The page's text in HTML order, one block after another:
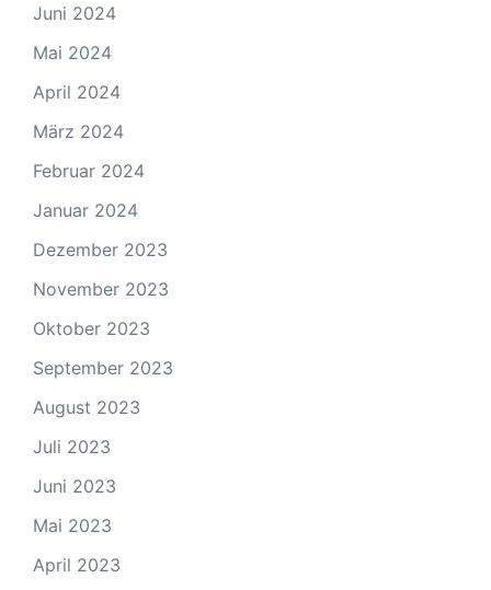
Juni 2024
Mai 2024
April 2024
März 2024
Februar 2024
Januar 2024
Dezember 2023
November 2023
Oktober 2023
September 2023
August 2023
Juli 2023
Juni 2023
Mai 2023
April 2023